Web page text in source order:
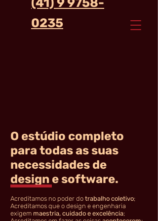
0235
O estúdio completo
para todas as suas
necessidades de
design e software.
Acreditamos no poder do trabalho coletivo;
Acreditamos que o design e engenharia
exigem maestria, cuidado e excelência;